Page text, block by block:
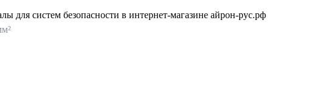
для систем безопасности в интернет-магазине айрон-рус.рф